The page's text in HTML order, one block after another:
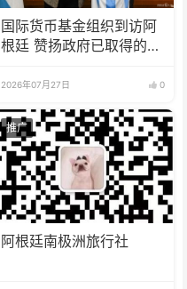
国际货币基金组织到访阿
根廷 赞扬政府已取得的成
2026年07月27日 0
推广
阿根廷南极洲旅行社